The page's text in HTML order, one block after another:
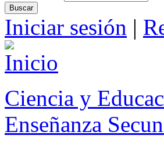
Iniciar sesión |
Ciencia y
Enseñanza